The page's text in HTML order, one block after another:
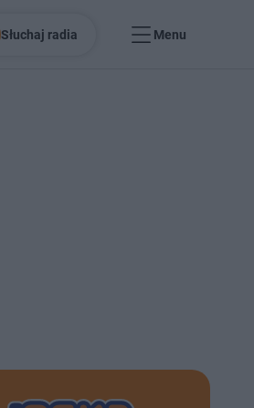
Słuchaj radia Menu